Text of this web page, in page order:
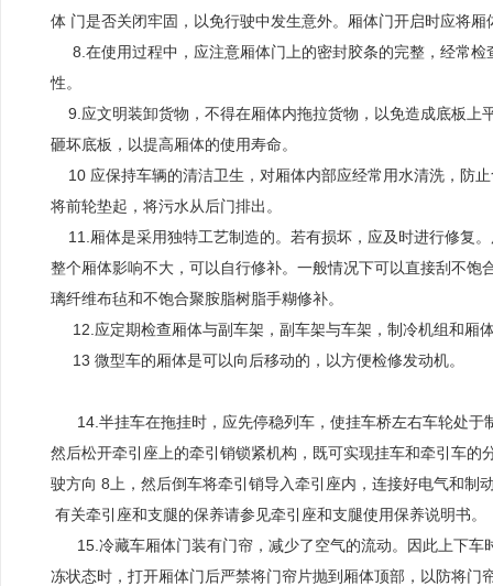
体 门是否关闭牢固，以免行驶中发生意外。厢体门开启时应将
8.在使用过程中，应注意厢体门上的密封胶条的完整，经常检
性。
9.应文明装卸货物，不得在厢体内拖拉货物，以免造成底板上
砸坏底板，以提高厢体的使用寿命。
10 应保持车辆的清洁卫生，对厢体内部应经常用水清洗，防
将前轮垫起，将污水从后门排出。
11.厢体是采用独特工艺制造的。若有损坏，应及时进行修复
整个厢体影响不大，可以自行修补。一般情况下可以直接刮不
璃纤维布毡和不饱合聚胺脂树脂手糊修补。
12.应定期检查厢体与副车架，副车架与车架，制冷机组和厢
13 微型车的厢体是可以向后移动的，以方便检修发动机。
14.半挂车在拖挂时，应先停稳列车，使挂车桥左右车轮处于
然后松开牵引座上的牵引销锁紧机构，既可实现挂车和牵引车
驶方向 8上，然后倒车将牵引销导入牵引座内，连接好电气和制
有关牵引座和支腿的保养请参见牵引座和支腿使用保养说明书。
15.冷藏车厢体门装有门帘，减少了空气的流动。因此上下车
冻状态时，打开厢体门后严禁将门帘片抛到厢体顶部，以防将门